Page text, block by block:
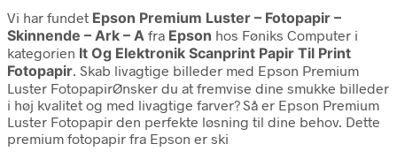
Vi har fundet Epson Premium Luster – Fotopapir –
Skinnende – Ark – A fra Epson hos Føniks Computer i
kategorien It Og Elektronik Scanprint Papir Til Print
Fotopapir. Skab livagtige billeder med Epson Premium
Luster FotopapirØnsker du at fremvise dine smukke billeder
i høj kvalitet og med livagtige farver? Så er Epson Premium
Luster Fotopapir den perfekte løsning til dine behov. Dette
premium fotopapir fra Epson er ski